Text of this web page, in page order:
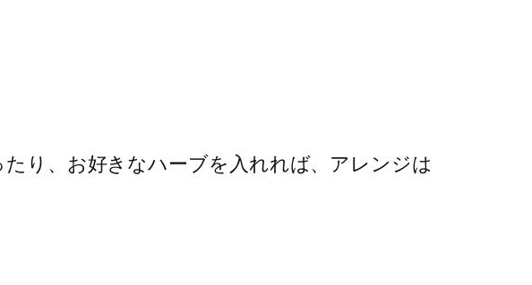
り、お好きなハーブを入れれば、アレンジは